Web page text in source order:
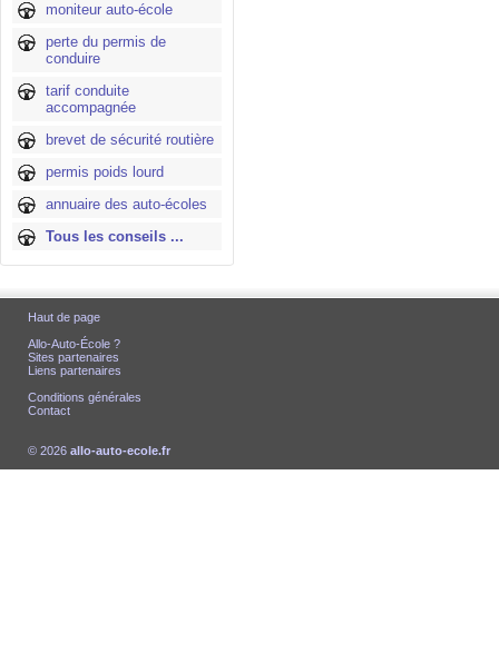
moniteur auto-école
perte du permis de
conduire
tarif conduite
accompagnée
brevet de sécurité routière
permis poids lourd
annuaire des auto-écoles
Tous les conseils ...
Haut de page
Allo-Auto-École ?
Sites partenaires
Liens partenaires
Conditions générales
Contact
© 2026 allo-auto-ecole.fr